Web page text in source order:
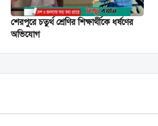
শেরপুরে চতুর্থ শ্রেণির শিক্ষার্থীকে ধর্ষণের
অভিযোগ